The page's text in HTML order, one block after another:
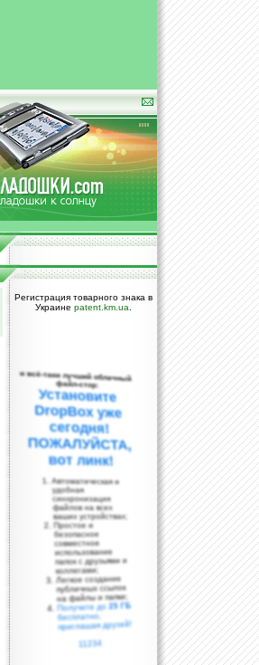
Регистрация товарного знака в
Украине patent.km.ua
и всё-таки лучший облачный
файл-стор:
Установите
DropBox уже
сегодня!
ПОЖАЛУЙСТА,
вот линк!
Автоматическая и
удобная
синхронизация
файлов на всех
ваших устройствах;
Простое и
безопасное
совместное
использование
папок с друзьями и
коллегами;
Легкое создание
публичных ссылок
на файлы и папки;
Получите до25 ГБ
бесплатно,
приглашая друзей!
11234